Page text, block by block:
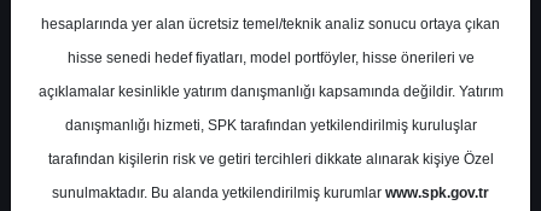
AKCNS- AKÇANSA ÇİMENTO
SANAYİ VE TİCARET A.Ş.
Hedef Fiyat 252.00 ₺
Getiri
%0.00
hesaplarında yer alan ücretsiz temel/teknik analiz sonucu ortaya çıkan
hisse senedi hedef fiyatları, model portföyler, hisse önerileri ve
açıklamalar kesinlikle yatırım danışmanlığı kapsamında değildir. Yatırım
danışmanlığı hizmeti, SPK tarafından yetkilendirilmiş kuruluşlar
tarafından kişilerin risk ve getiri tercihleri dikkate alınarak kişiye Özel
sunulmaktadır. Bu alanda yetkilendirilmiş kurumlar www.spk.gov.tr